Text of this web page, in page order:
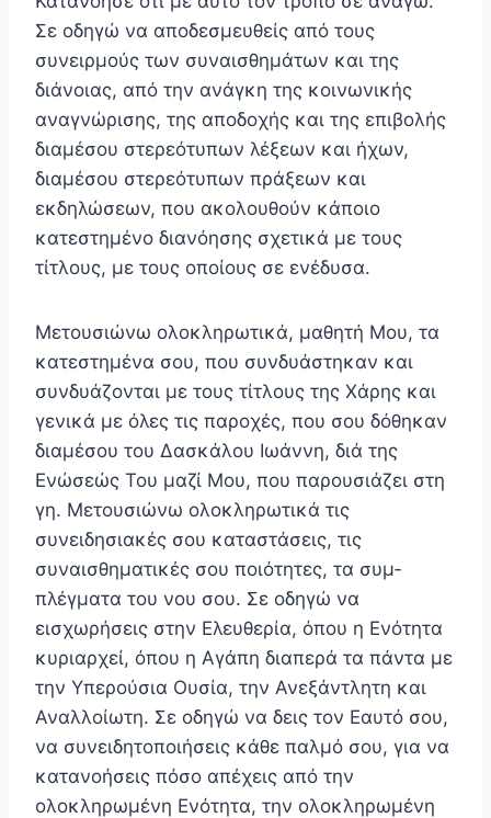
Σε οδηγώ να αποδεσμευθείς από τους
συνειρμούς των συναισθημάτων και της
διάνοιας, από την ανάγκη της κοινωνικής
αναγνώρισης, της αποδοχής και της επιβολής
διαμέσου στερεότυπων λέξεων και ήχων,
διαμέσου στερεότυπων πράξεων και
εκδηλώσεων, που ακολουθούν κάποιο
κατεστημένο διανόησης σχετικά με τους
τίτλους, με τους οποίους σε ενέδυσα.
Μετουσιώνω ολοκληρωτικά, μαθητή Μου, τα
κατε­στημένα σου, που συνδυάστηκαν και
συνδυάζονται με τους τίτλους της Χάρης και
γενικά με όλες τις παροχές, που σου δόθηκαν
διαμέσου του Δασκάλου Ιωάννη, διά της
Ενώσεώς Του μαζί Μου, που παρουσιάζει στη
γη. Μετουσιώνω ολοκληρωτικά τις
συνειδησιακές σου κατα­στάσεις, τις
συναισθηματικές σου ποιότητες, τα συμ­
πλέγματα του νου σου. Σε οδηγώ να
εισχωρήσεις στην Ελευθερία, όπου η Ενότητα
κυριαρχεί, όπου η Αγάπη διαπερά τα πάντα με
την Υπερούσια Ουσία, την Ανεξάντλητη και
Αναλλοίωτη. Σε οδηγώ να δεις τον Εαυτό σου,
να συνειδητοποιήσεις κάθε παλμό σου, για να
κατανοήσεις πόσο απέχεις από την
ολοκληρωμένη Ενότητα, την ολοκληρωμένη